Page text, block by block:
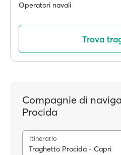
Operatori navali
Trova
Compagnie di
Procida
Itinerario
Traghetto Procida - Capri